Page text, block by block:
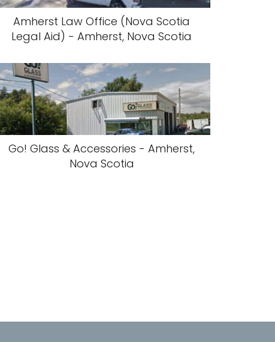
Amherst Law Office (Nova Scotia
Legal Aid) - Amherst, Nova Scotia
Go! Glass & Accessories - Amherst,
Nova Scotia